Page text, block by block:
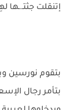
إتنقلت جثتـ.ـها
بتقوم نورسين
بتأمر رجال